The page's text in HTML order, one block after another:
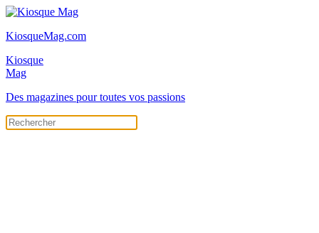
KiosqueMag.com
Kiosque
Mag
Des magazines pour toutes vos passions